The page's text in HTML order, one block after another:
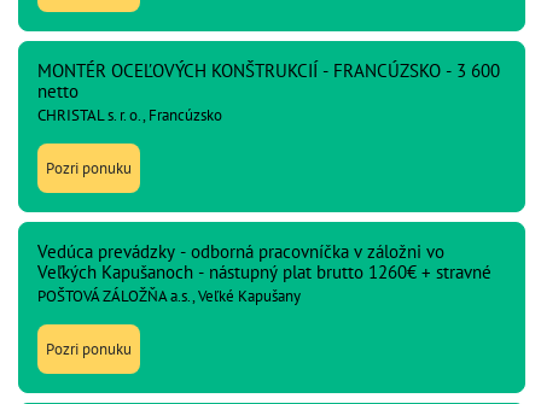
MONTÉR OCEĽOVÝCH KONŠTRUKCIÍ - FRANCÚZSKO - 3 600
netto
CHRISTAL s. r. o., Francúzsko
Pozri ponuku
Vedúca prevádzky - odborná pracovníčka v záložni vo
Veľkých Kapušanoch - nástupný plat brutto 1260€ + stravné
POŠTOVÁ ZÁLOŽŇA a.s., Veľké Kapušany
Pozri ponuku